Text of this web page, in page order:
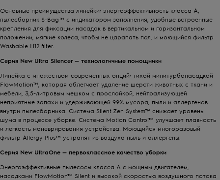
Основные преимущества линейки: энергоэффективность класса A,
пылесборник S-Bag™ с индикатором заполнения, удобные встроенные
крепления для фиксации насадок в вертикальном и горизонтальном
положении, мягкие колеса, чтобы не царапать пол, и моющийся фильтр
Washable H12 filter.
Серия New Ultra Silencer— технологичные помощники
Линейка с множеством современных опций: тихой минитурбонасадкой
FlowMotion™, которая облегчает удаление шерсти животных с ткани и
мебели, 3,5-литровым мешком с прослойкой, нейтрализующей
неприятные запахи и удерживающей 99% мусора, пыли и аллергенов
внутри пылесборника. Система Silent Zen System™ снижает уровень
шума в процессе уборке. Система Motion Control™ улучшает плавность
и легкость маневрирования устройства. Моющийся многоразовый
фильтр Allergy Plus™ устранят из воздуха пыль и аллергены.
Серия New UltraOne — первоклассное качество уборки
Энергоэффективные пылесосы класса А с мощным двигателем,
насадками FlowMotion™ Silent и высокой скоростью воздушного потока